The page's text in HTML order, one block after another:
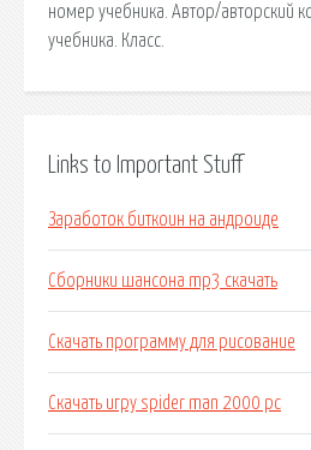
номер учебника. Автор/авторский
учебника. Класс.
Links to Important Stuff
Заработок биткоин на андроиде
Сборники шансона mp3 скачать
Скачать программу для рисование
Скачать игру spider man 2000 pc